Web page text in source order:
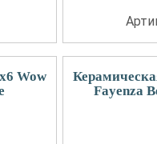
Wow
Fayenza